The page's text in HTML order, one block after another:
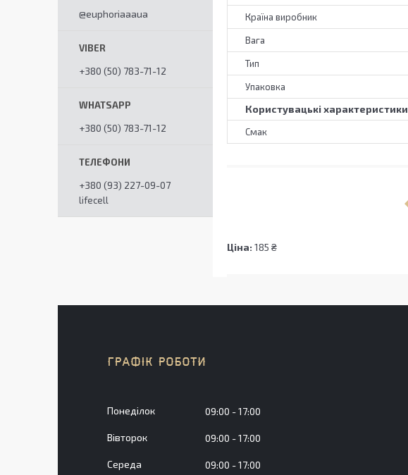
Країна виробник
Вага
Тип
Упаковка
Користувацькі характеристики
Смак
Ціна: 185 ₴
@euphoriaaaua
+380 (50) 783-71-12
+380 (50) 783-71-12
+380 (93) 227-09-07
lifecell
ГРАФІК РОБОТИ
Понеділок 09:00 17:00
Вівторок 09:00 17:00
Середа 09:00 17:00